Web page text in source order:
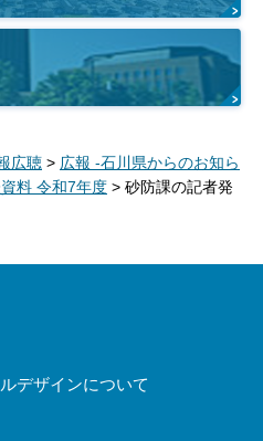
広聴 > 広報 -石川県からのお知ら
料 令和7年度 > 砂防課の記者発
デザインについて